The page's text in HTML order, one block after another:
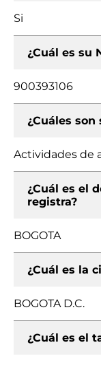
Si
¿Cuál es su
900393106
¿Cuáles
Actividades de
¿Cuál es el
registra?
BOGOTA
¿Cuál es la
BOGOTA D.C.
¿Cuál es el